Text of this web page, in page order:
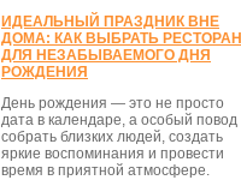
ИДЕАЛЬНЫЙ ПРАЗДНИК ВНЕ
ДОМА: КАК ВЫБРАТЬ РЕСТОРАН
ДЛЯ НЕЗАБЫВАЕМОГО ДНЯ
РОЖДЕНИЯ
День рождения — это не просто
дата в календаре, а особый повод
собрать близких людей, создать
яркие воспоминания и провести
время в приятной атмосфере.